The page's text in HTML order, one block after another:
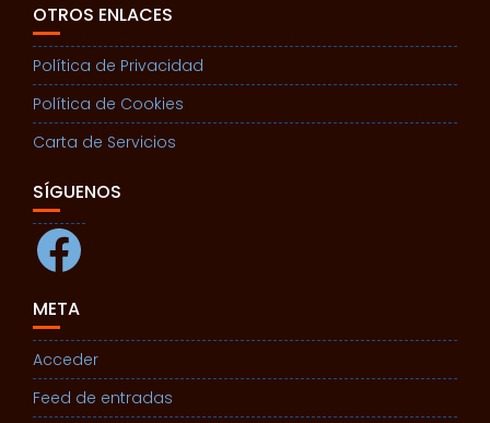
OTROS ENLACES
Política de Privacidad
Política de Cookies
Carta de Servicios
SÍGUENOS
Facebook
META
Acceder
Feed de entradas